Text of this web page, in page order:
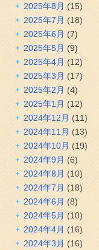
2025年8月 (15)
2025年7月 (18)
2025年6月 (7)
2025年5月 (9)
2025年4月 (12)
2025年3月 (17)
2025年2月 (4)
2025年1月 (12)
2024年12月 (11)
2024年11月 (13)
2024年10月 (19)
2024年9月 (6)
2024年8月 (10)
2024年7月 (18)
2024年6月 (8)
2024年5月 (10)
2024年4月 (16)
2024年3月 (16)